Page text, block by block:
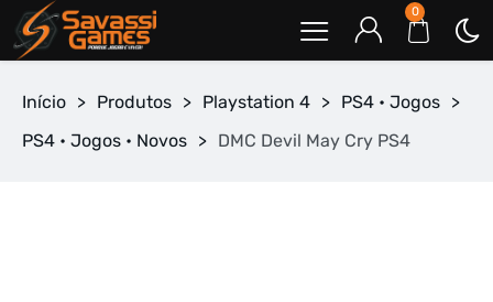
0
Início > Produtos > Playstation 4 > PS4 • Jogos >
PS4 • Jogos • Novos > DMC Devil May Cry PS4